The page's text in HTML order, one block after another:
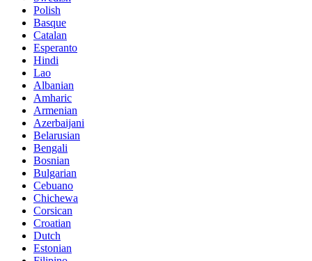
Polish
Basque
Catalan
Esperanto
Hindi
Lao
Albanian
Amharic
Armenian
Azerbaijani
Belarusian
Bengali
Bosnian
Bulgarian
Cebuano
Chichewa
Corsican
Croatian
Dutch
Estonian